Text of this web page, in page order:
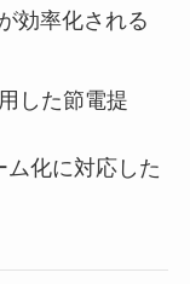
効率化される
した節電提
化に対応した